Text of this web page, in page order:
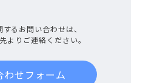
るお問い合わせは、
よりご連絡ください。
わせフォーム